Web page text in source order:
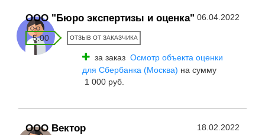
ООО "Бюро экспертизы и оценка" 06.04.2022
5.00 ОТЗЫВ ОТ ЗАКАЗЧИКА
за заказ Осмотр объекта оценки
для Сбербанка (Москва) на сумму
1 000 руб.
ООО Вектор 18.02.2022